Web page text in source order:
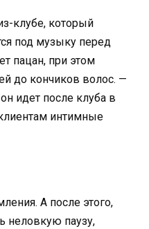
клубе, который
под музыку перед
пацан, при этом
до кончиков волос. —
идет после клуба в
интимные
А после этого,
неловкую паузу,